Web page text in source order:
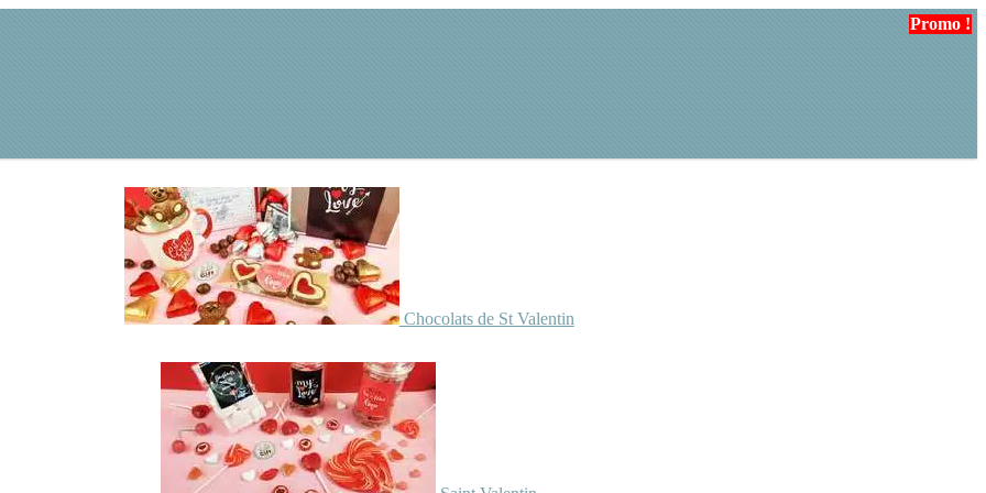
Chocolats de St Valentin
Promo !